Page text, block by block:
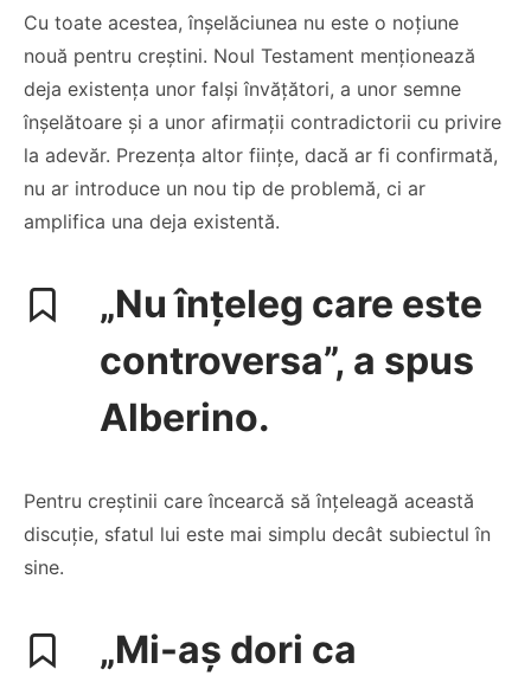
Cu toate acestea, înșelăciunea nu este o noțiune
nouă pentru creștini. Noul Testament menționează
deja existența unor falși învățători, a unor semne
înșelătoare și a unor afirmații contradictorii cu privire
la adevăr. Prezența altor ființe, dacă ar fi confirmată,
nu ar introduce un nou tip de problemă, ci ar
amplifica una deja existentă.
„Nu înțeleg care este
controversa”, a spus
Alberino.
Pentru creștinii care încearcă să înțeleagă această
discuție, sfatul lui este mai simplu decât subiectul în
sine.
„Mi-aș dori ca